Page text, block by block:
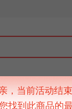
上新
，当前活动结
找到此商品的